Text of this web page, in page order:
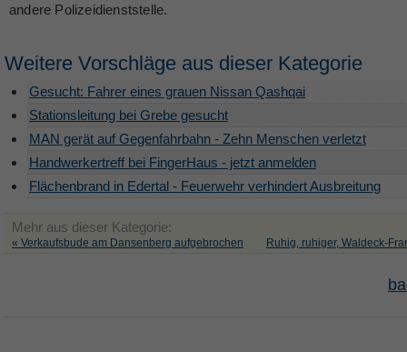
andere Polizeidienststelle.
Weitere Vorschläge aus dieser Kategorie
Gesucht: Fahrer eines grauen Nissan Qashqai
Stationsleitung bei Grebe gesucht
MAN gerät auf Gegenfahrbahn - Zehn Menschen verletzt
Handwerkertreff bei FingerHaus - jetzt anmelden
Flächenbrand in Edertal - Feuerwehr verhindert Ausbreitung
Mehr aus dieser Kategorie:
« Verkaufsbude am Dansenberg aufgebrochen Ruhig, ruhiger, Waldeck-